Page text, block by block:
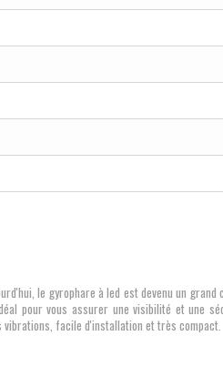
le gyrophare à led est devenu un
pour vous assurer une visibilité et une
vibrations, facile d'installation et très compact.